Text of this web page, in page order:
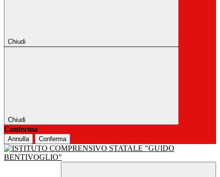
Chiudi
Chiudi
Conferma
Annulla Conferma